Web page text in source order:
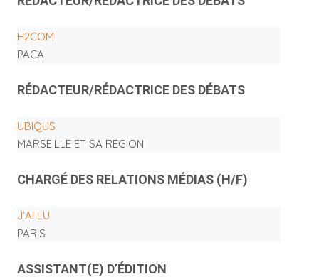
H2COM
PACA
RÉDACTEUR/RÉDACTRICE DES DÉBATS
UBIQUS
MARSEILLE ET SA RÉGION
CHARGÉ DES RELATIONS MÉDIAS (H/F)
J’AI LU
PARIS
ASSISTANT(E) D’ÉDITION